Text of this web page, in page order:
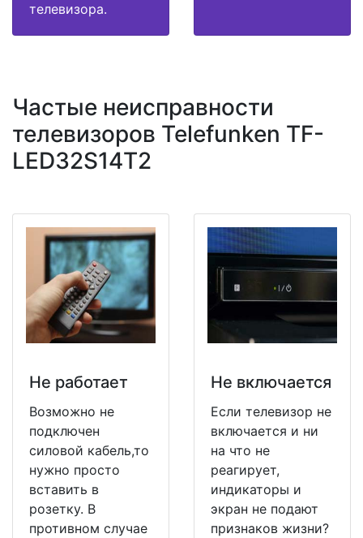
телевизора.
Частые неисправности
телевизоров Telefunken TF-
LED32S14T2
Не работает
Возможно не
подключен
силовой кабель,то
нужно просто
вставить в
розетку. В
противном случае
Не включается
Если телевизор не
включается и ни
на что не
реагирует,
индикаторы и
экран не подают
признаков жизни?